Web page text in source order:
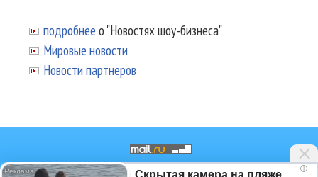
подробнее о "Новостях шоу-бизнеса"
Мировые новости
Новости партнеров
© 2002-2026.Информационное i